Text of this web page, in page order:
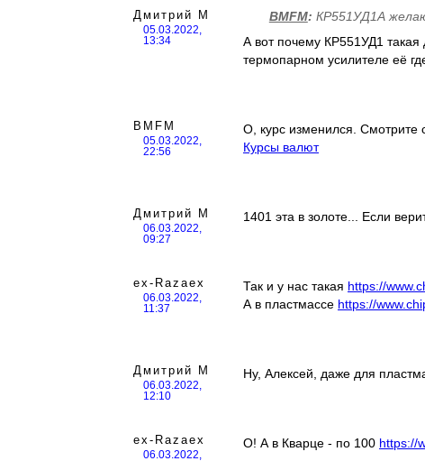
Дмитрий М
05.03.2022,
13:34
BMFM: КР551УД1А
А вот почему КР551УД1
термопарном усилителе её
BMFM
05.03.2022,
22:56
О, курс изменился. Смотрите
Курсы валют
Дмитрий М
06.03.2022,
09:27
1401 эта в золоте... Если
ex-Razaex
06.03.2022,
11:37
Так и у нас такая https://
А в пластмассе https://
Дмитрий М
06.03.2022,
12:10
Ну, Алексей, даже для
ex-Razaex
06.03.2022,
О! А в Кварце - по 100 https://